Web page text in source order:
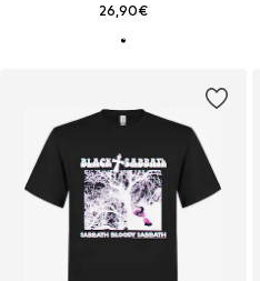
26,90€